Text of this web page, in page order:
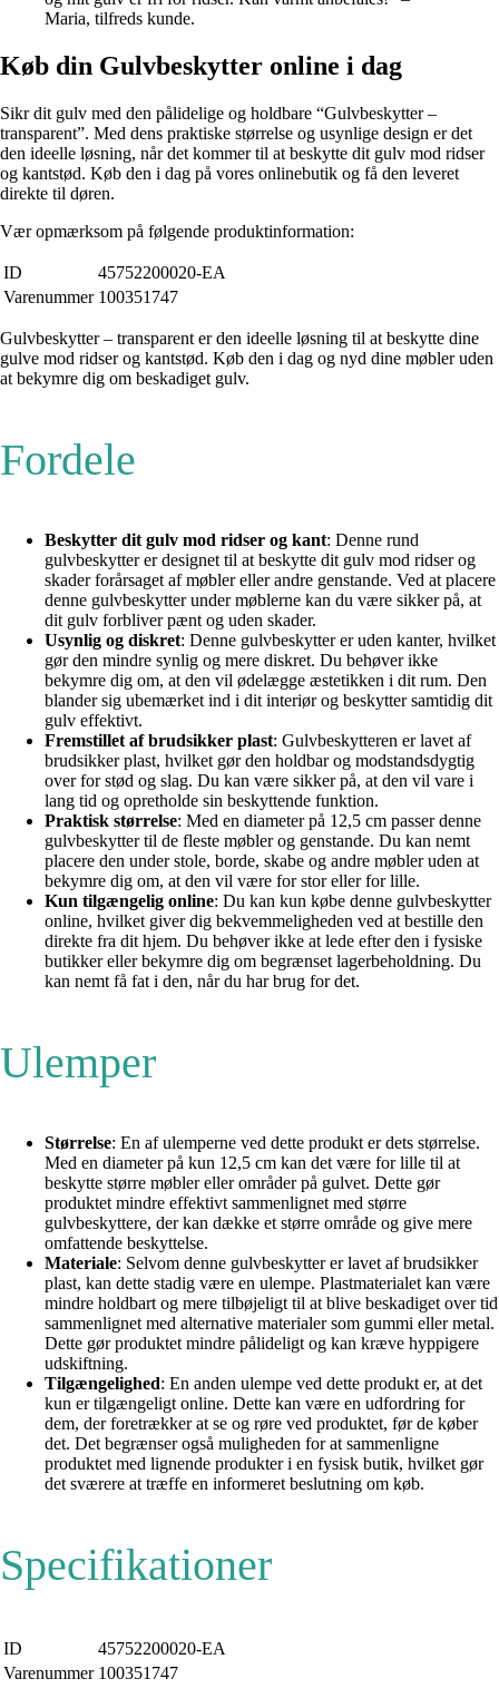
Maria, tilfreds kunde.
Køb din Gulvbeskytter online i dag
Sikr dit gulv med den pålidelige og holdbare “Gulvbeskytter –
transparent”. Med dens praktiske størrelse og usynlige design er det
den ideelle løsning, når det kommer til at beskytte dit gulv mod ridser
og kantstød. Køb den i dag på vores onlinebutik og få den leveret
direkte til døren.
Vær opmærksom på følgende produktinformation:
ID
45752200020-EA
Varenummer 100351747
Gulvbeskytter – transparent er den ideelle løsning til at beskytte dine
gulve mod ridser og kantstød. Køb den i dag og nyd dine møbler uden
at bekymre dig om beskadiget gulv.
Fordele
Beskytter dit gulv mod ridser og kant: Denne rund
gulvbeskytter er designet til at beskytte dit gulv mod ridser og
skader forårsaget af møbler eller andre genstande. Ved at placere
denne gulvbeskytter under møblerne kan du være sikker på, at
dit gulv forbliver pænt og uden skader.
Usynlig og diskret: Denne gulvbeskytter er uden kanter, hvilket
gør den mindre synlig og mere diskret. Du behøver ikke
bekymre dig om, at den vil ødelægge æstetikken i dit rum. Den
blander sig ubemærket ind i dit interiør og beskytter samtidig dit
gulv effektivt.
Fremstillet af brudsikker plast: Gulvbeskytteren er lavet af
brudsikker plast, hvilket gør den holdbar og modstandsdygtig
over for stød og slag. Du kan være sikker på, at den vil vare i
lang tid og opretholde sin beskyttende funktion.
Praktisk størrelse: Med en diameter på 12,5 cm passer denne
gulvbeskytter til de fleste møbler og genstande. Du kan nemt
placere den under stole, borde, skabe og andre møbler uden at
bekymre dig om, at den vil være for stor eller for lille.
Kun tilgængelig online: Du kan kun købe denne gulvbeskytter
online, hvilket giver dig bekvemmeligheden ved at bestille den
direkte fra dit hjem. Du behøver ikke at lede efter den i fysiske
butikker eller bekymre dig om begrænset lagerbeholdning. Du
kan nemt få fat i den, når du har brug for det.
Ulemper
Størrelse: En af ulemperne ved dette produkt er dets størrelse.
Med en diameter på kun 12,5 cm kan det være for lille til at
beskytte større møbler eller områder på gulvet. Dette gør
produktet mindre effektivt sammenlignet med større
gulvbeskyttere, der kan dække et større område og give mere
omfattende beskyttelse.
Materiale: Selvom denne gulvbeskytter er lavet af brudsikker
plast, kan dette stadig være en ulempe. Plastmaterialet kan være
mindre holdbart og mere tilbøjeligt til at blive beskadiget over tid
sammenlignet med alternative materialer som gummi eller metal.
Dette gør produktet mindre pålideligt og kan kræve hyppigere
udskiftning.
Tilgængelighed: En anden ulempe ved dette produkt er, at det
kun er tilgængeligt online. Dette kan være en udfordring for
dem, der foretrækker at se og røre ved produktet, før de køber
det. Det begrænser også muligheden for at sammenligne
produktet med lignende produkter i en fysisk butik, hvilket gør
det sværere at træffe en informeret beslutning om køb.
Specifikationer
ID
45752200020-EA
Varenummer 100351747